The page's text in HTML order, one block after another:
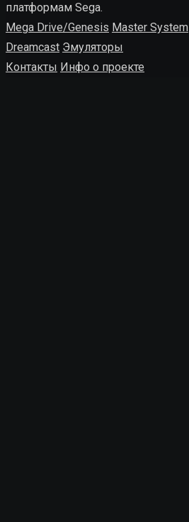
платформам Sega.
Mega Drive/Genesis Master System
Dreamcast Эмуляторы
Контакты Инфо о проекте